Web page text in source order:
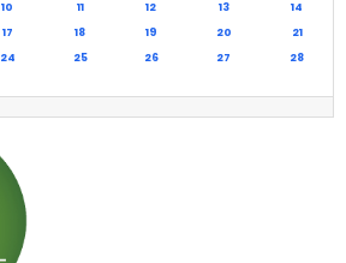
10 11 12 13
14
17 18 19 20
21
24 25 26 27
28